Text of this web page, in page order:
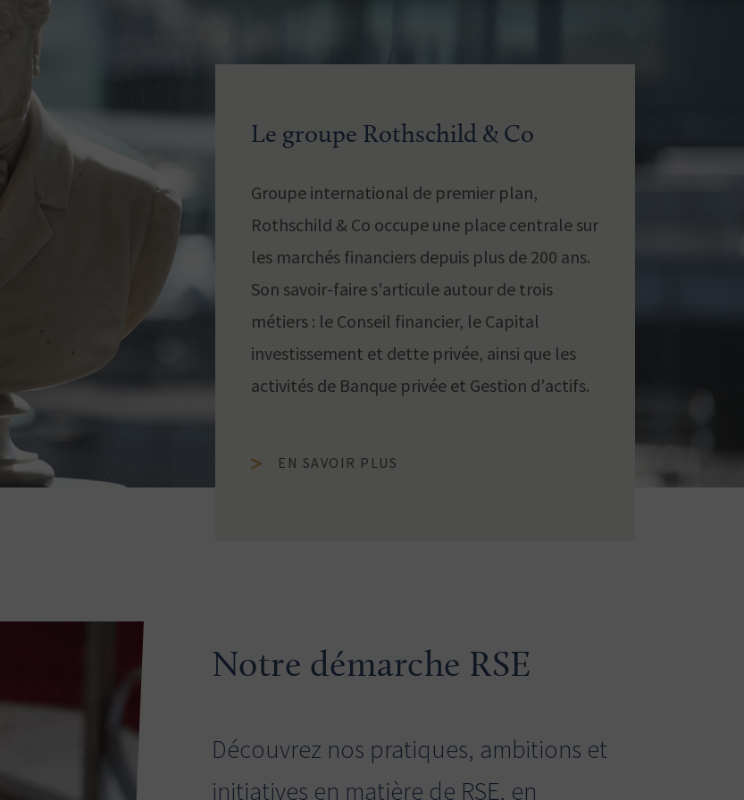
Le groupe Rothschild & Co
Groupe international de premier plan,
Rothschild & Co occupe une place centrale sur
les marchés financiers depuis plus de 200 ans.
Son savoir-faire s'articule autour de trois
métiers : le Conseil financier, le Capital
investissement et dette privée, ainsi que les
activités de Banque privée et Gestion d'actifs.
EN SAVOIR PLUS
Notre démarche RSE
Découvrez nos pratiques, ambitions et
initiatives en matière de RSE, en